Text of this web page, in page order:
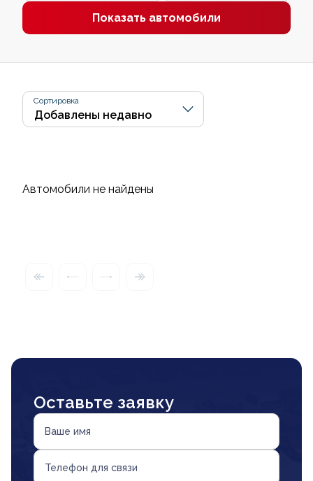
Показать автомобили
Сортировка
Автомобили не найдены
Оставьте заявку
Ваше имя
Телефон для связи